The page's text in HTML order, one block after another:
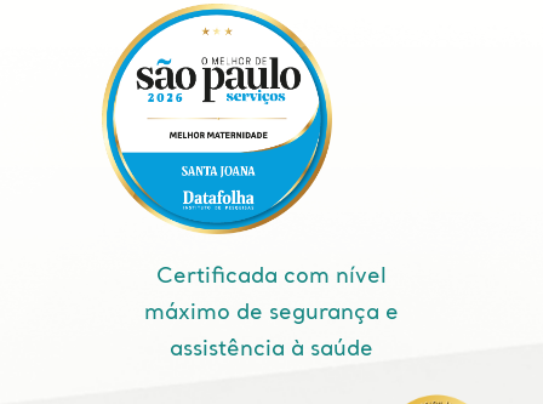
Certificada com nível
máximo de segurança e
assistência à saúde